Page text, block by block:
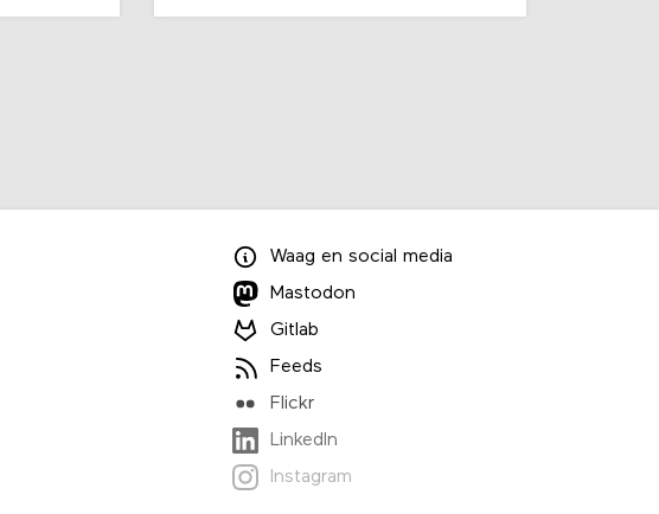
Waag en social media
Mastodon
Gitlab
Feeds
Flickr
LinkedIn
Instagram